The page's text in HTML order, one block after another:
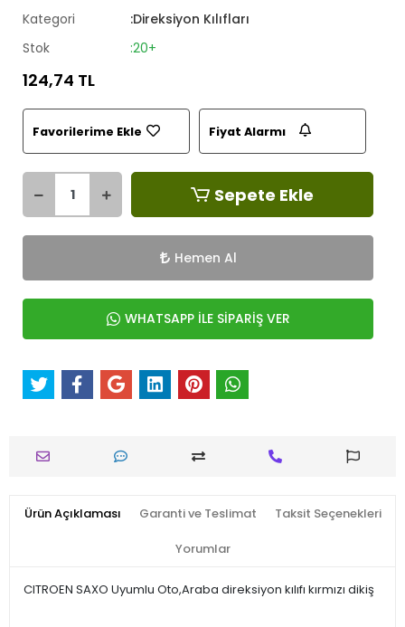
Kategori
:Direksiyon Kılıfları
Stok
:20+
124,74 TL
Favorilerime Ekle Fiyat Alarmı
Sepete Ekle
Hemen Al
WHATSAPP İLE SİPARİŞ VER
Ürün Açıklaması Garanti ve Teslimat Taksit Seçenekleri
Yorumlar
CITROEN SAXO Uyumlu Oto,Araba direksiyon kılıfı kırmızı dikiş